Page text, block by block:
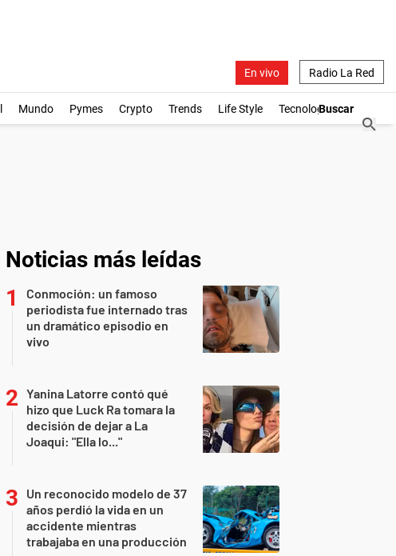
En vivo Radio La Red
Mundo Pymes Crypto Trends Life Style Tecnología
Noticias más leídas
Conmoción: un famoso
periodista fue internado tras
un dramático episodio en
vivo
Yanina Latorre contó qué
hizo que Luck Ra tomara la
decisión de dejar a La
Joaqui: "Ella lo..."
Un reconocido modelo de 37
años perdió la vida en un
accidente mientras
trabajaba en una producción